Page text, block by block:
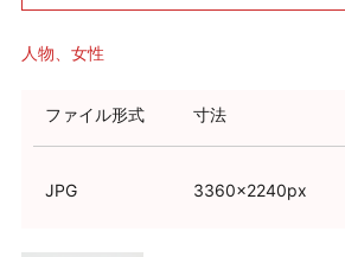
人物 女性
ファイル形式 寸法
JPG 3360×2240px